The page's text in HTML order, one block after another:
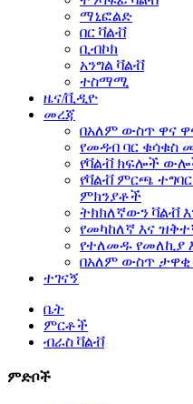
ማኒፎልድ
በር ቫልቭ
ቢብኮክ
አንግል ቫልቭ
ተስማሚ
ዜና/ቪዲዮ
መረጃ
በአለም ውስጥ ዋና
የመዳብ ባር ቁሳቁስ
የቫልቭ ክፍሎች
የቫልቭ ምርጫ
ምክንያቶች
ትክክለኛውን ቫልቭ
የመካከለኛ እና
የተለመዱ የመለኪያ
በአለም ውስጥ ታዋቂ
ተገናኝ
ቤት
ምርቶች
ብራስ ቫልቭ
ምድቦች